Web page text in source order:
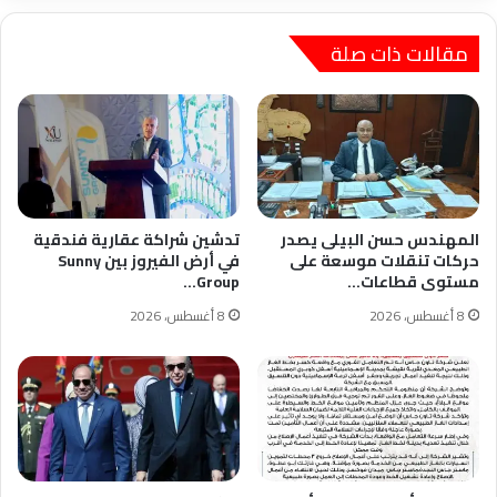
مقالات ذات صلة
المهندس حسن البيلى يصدر
حركات تنقلات موسعة على
مستوى قطاعات…
8 أغسطس، 2026
تدشين شراكة عقارية فندقية
في أرض الفيروز بين Sunny
Group…
8 أغسطس، 2026